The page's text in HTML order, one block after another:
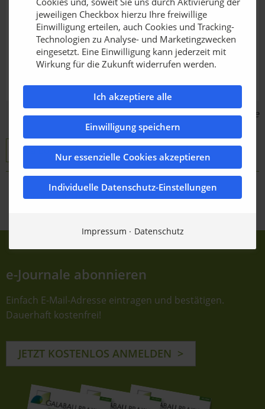
Bildquelle: Rita Bosse
Rita Bosse Zum Kontaktformular
Zurück zur Übersicht
e-Journale abonnieren
Einfach E-Mail-Adresse eintragen und bestätigen.
Dauerhaft kostenfrei!
JETZT KOSTENLOS ANMELDEN
jeweiligen Checkbox hierzu Ihre freiwillige
Einwilligung erteilen, auch Cookies und Tracking-
Technologien zu Analyse- und Marketingzwecken
eingesetzt. Eine Einwilligung kann jederzeit mit
Wirkung für die Zukunft widerrufen werden.
Ich akzeptiere alle
Einwilligung speichern
Nur essenzielle Cookies akzeptieren
Individuelle Datenschutz-Einstellungen
Impressum Datenschutz